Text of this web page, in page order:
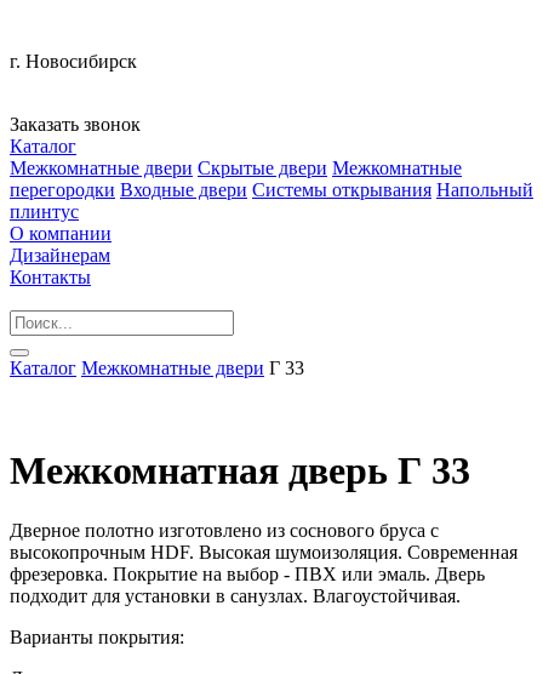
г. Новосибирск
Заказать звонок
Каталог
Межкомнатные двери Скрытые двери Межкомнатные
перегородки Входные двери Системы открывания Напольный
плинтус
О компании
Дизайнерам
Контакты
Каталог Межкомнатные двери Г 33
Межкомнатная дверь Г 33
Дверное полотно изготовлено из соснового бруса с
высокопрочным HDF. Высокая шумоизоляция. Современная
фрезеровка. Покрытие на выбор - ПВХ или эмаль. Дверь
подходит для установки в санузлах. Влагоустойчивая.
Варианты покрытия: